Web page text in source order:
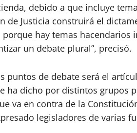
debido a que incluye
de Justicia construirá el
hay temas hacendarios
un debate plural”, precisó.
puntos de debate será el
ha dicho por distintos grupos
va en contra de la
legisladores de varias